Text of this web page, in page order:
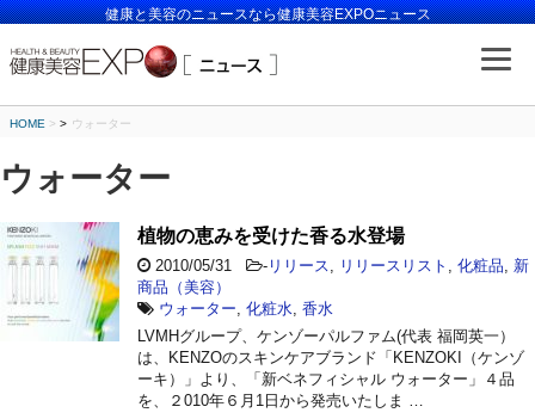
健康と美容のニュースなら健康美容EXPOニュース
HOME > ウォーター
ウォーター
植物の恵みを受けた香る水登場
2010/05/31 - リリース リリースリスト 化粧品
新
商品（美容）
ウォーター 化粧水 香水
LVMHグループ、ケンゾーパルファム(代表 福岡英一）
は、KENZOのスキンケアブランド「KENZOKI（ケンゾ
ーキ）」より、「新ベネフィシャル ウォーター」４品
を、２010年６月1日から発売いたしま …